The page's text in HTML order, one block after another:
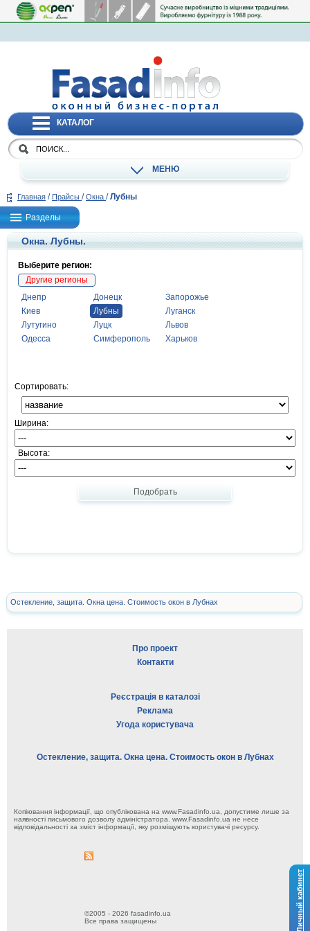
Личный кабинет
КАТАЛОГ
МЕНЮ
Главная / Прайсы / Окна / Лубны
Разделы
Окна. Лубны.
Выберите регион:
Другие регионы
Днепр
Донецк
Запорожье
Киев
Лубны
Луганск
Лутугино
Луцк
Львов
Одесса
Симферополь Харьков
Сортировать:
Ширина:
Высота:
Подобрать
Остекление, защита. Окна цена. Стоимость окон в Лубнах
Про проект
Контакти
Реєстрація в каталозі
Реклама
Угода користувача
Остекление, защита. Окна цена. Стоимость окон в Лубнах
Копіювання інформації, що опублікована на www.Fasadinfo.ua, допустиме лише за
наявності письмового дозволу адміністратора. www.Fasadinfo.ua не несе
відповідальності за зміст інформації, яку розміщують користувачі ресурсу.
©2005 - 2026 fasadinfo.ua
Все права защищены